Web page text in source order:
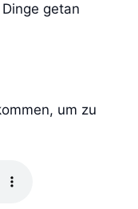
getan
um zu